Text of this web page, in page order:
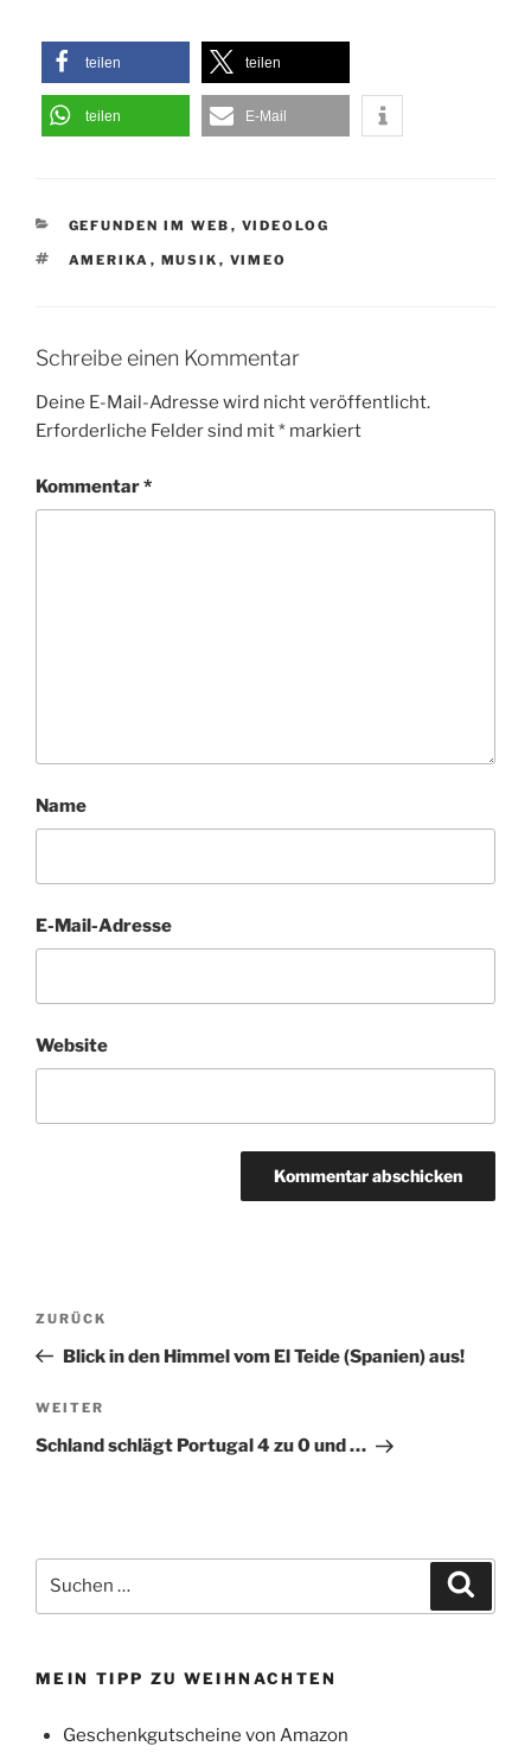
teilen teilen
teilen E-Mail
KATEGORIEN
GEFUNDEN IM WEB , VIDEOLOG
SCHLAGWÖRTER
AMERIKA , MUSIK , VIMEO
Schreibe einen Kommentar
Deine E-Mail-Adresse wird nicht veröffentlicht.
Erforderliche Felder sind mit* markiert
Kommentar*
Name
E-Mail-Adresse
Website
Beitragsnavigation
Vorheriger
Beitrag
ZURÜCK
Blick in den Himmel vom El Teide (Spanien) aus!
Nächster
Beitrag
WEITER
Schland schlägt Portugal 4 zu 0 und …
nach:
MEIN TIPP ZU WEIHNACHTEN
Geschenkgutscheine von Amazon